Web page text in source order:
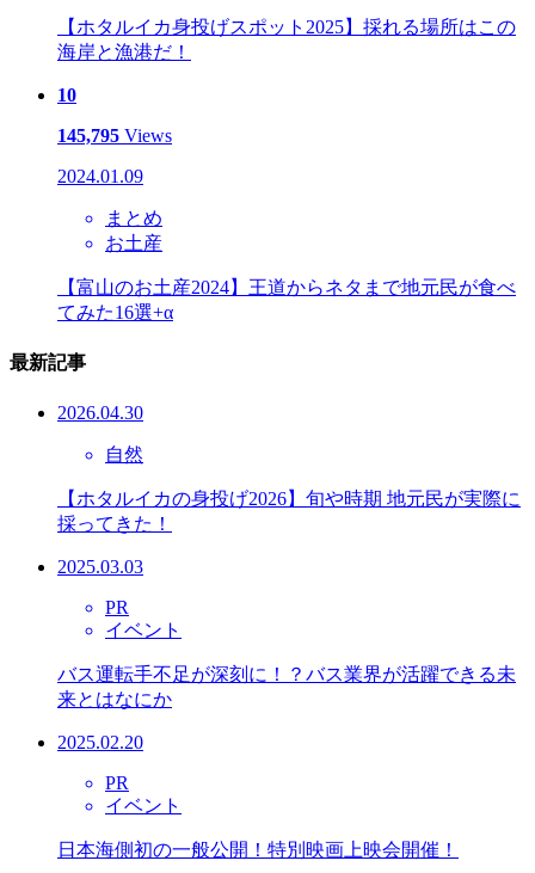
【ホタルイカ身投げスポット2025】採れる場所はこの
海岸と漁港だ！
10
145,795 Views
2024.01.09
まとめ
お土産
【富山のお土産2024】王道からネタまで地元民が食べ
てみた16選+α
最新記事
2026.04.30
自然
【ホタルイカの身投げ2026】旬や時期 地元民が実際に
採ってきた！
2025.03.03
PR
イベント
バス運転手不足が深刻に！？バス業界が活躍できる未
来とはなにか
2025.02.20
PR
イベント
日本海側初の一般公開！特別映画上映会開催！